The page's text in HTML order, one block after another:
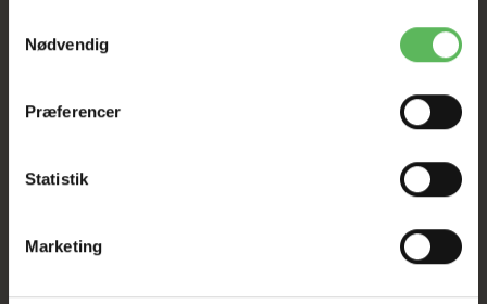
Nødvendig
Præferencer
Statistik
Marketing
BESKRIVELSE
250Ml
ANDRE FANDT OGSÅ